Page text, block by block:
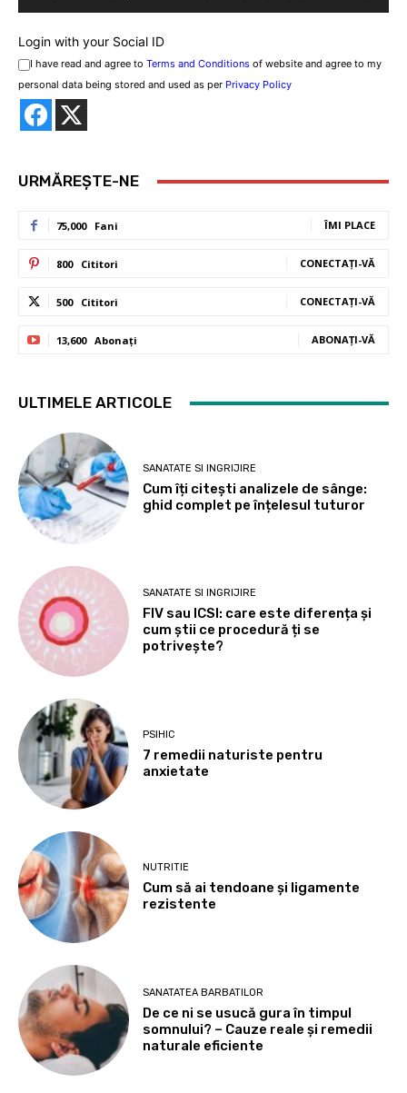
Login with your Social ID
I have read and agree to Terms and Conditions of website and agree to my
personal data being stored and used as per Privacy Policy
URMĂREȘTE-NE
75,000 Fani ÎMI PLACE
800 Cititori CONECTAȚI-VĂ
500 Cititori CONECTAȚI-VĂ
13,600 Abonați ABONAȚI-VĂ
ULTIMELE ARTICOLE
SANATATE SI INGRIJIRE
Cum îți citești analizele de sânge:
ghid complet pe înțelesul tuturor
SANATATE SI INGRIJIRE
FIV sau ICSI: care este diferența și
cum știi ce procedură ți se
potrivește?
PSIHIC
7 remedii naturiste pentru
anxietate
NUTRITIE
Cum să ai tendoane şi ligamente
rezistente
SANATATEA BARBATILOR
De ce ni se usucă gura în timpul
somnului? – Cauze reale și remedii
naturale eficiente